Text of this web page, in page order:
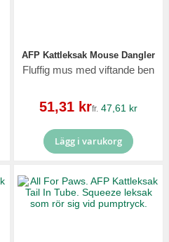
AFP Kattleksak Mouse Dangler
Fluffig mus med viftande ben
Reapris
51,31 krfr. 47,61 kr
Lägg i varukorg